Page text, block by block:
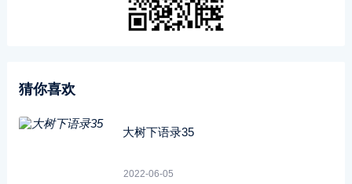
猜你喜欢
大树下语录35
2022-06-05